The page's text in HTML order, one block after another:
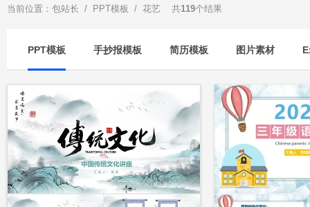
当前位置： 包站长 / PPT模板 / 花艺 共119个结果
PPT模板 手抄报模板 简历模板 图片素材